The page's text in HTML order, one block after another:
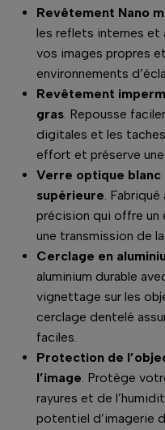
Revêtement Nano
les reflets internes et
vos images propres
environnements
Revêtement
gras. Repousse
digitales et les
effort et préserve
Verre optique
supérieure.
précision qui offre un
une transmission de
Cerclage en
aluminium durable
vignettage sur les
cerclage dentelé
faciles.
Protection de
l’image. Protège
rayures et de
potentiel d’imagerie